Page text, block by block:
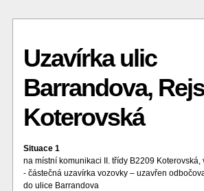
Uzavírka ulic
Barrandova,
Koterovská
Situace 1
na místní komunikaci II. třídy B2209 Koterovská,
- částečná uzavírka vozovky – uzavřen
do ulice Barrandova